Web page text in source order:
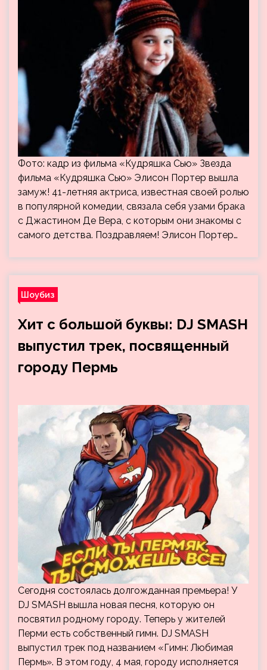
Фото: кадр из фильма «Кудряшка Сью» Звезда
фильма «Кудряшка Сью» Элисон Портер вышла
замуж! 41-летняя актриса, известная своей ролью
в популярной комедии, связала себя узами брака
с Джастином Де Вера, с которым они знакомы с
самого детства. Поздравляем! Элисон Портер…
Шоубиз
Хит с большой буквы: DJ SMASH
выпустил трек, посвященный
городу Пермь
Сегодня состоялась долгожданная премьера! У
DJ SMASH вышла новая песня, которую он
посвятил родному городу. Теперь у жителей
Перми есть собственный гимн. DJ SMASH
выпустил трек под названием «Гимн: Любимая
Пермь». В этом году, 4 мая, городу исполняется